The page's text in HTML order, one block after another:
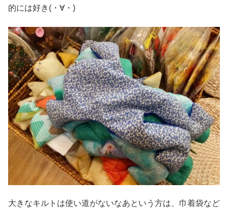
的には好き(・∀・)
大きなキルトは使い道がないなあという方は、巾着袋など